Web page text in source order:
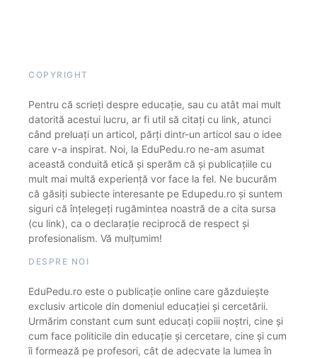
COPYRIGHT
Pentru că scrieți despre educație, sau cu atât mai mult
datorită acestui lucru, ar fi util să citați cu link, atunci
când preluați un articol, părți dintr-un articol sau o idee
care v-a inspirat. Noi, la EduPedu.ro ne-am asumat
această conduită etică și sperăm că și publicațiile cu
mult mai multă experiență vor face la fel. Ne bucurăm
că găsiți subiecte interesante pe Edupedu.ro și suntem
siguri că înțelegeți rugămintea noastră de a cita sursa
(cu link), ca o declarație reciprocă de respect și
profesionalism. Vă mulțumim!
DESPRE NOI
EduPedu.ro este o publicație online care găzduiește
exclusiv articole din domeniul educației și cercetării.
Urmărim constant cum sunt educați copiii noștri, cine și
cum face politicile din educație și cercetare, cine și cum
îi formează pe profesori, cât de adecvate la lumea în